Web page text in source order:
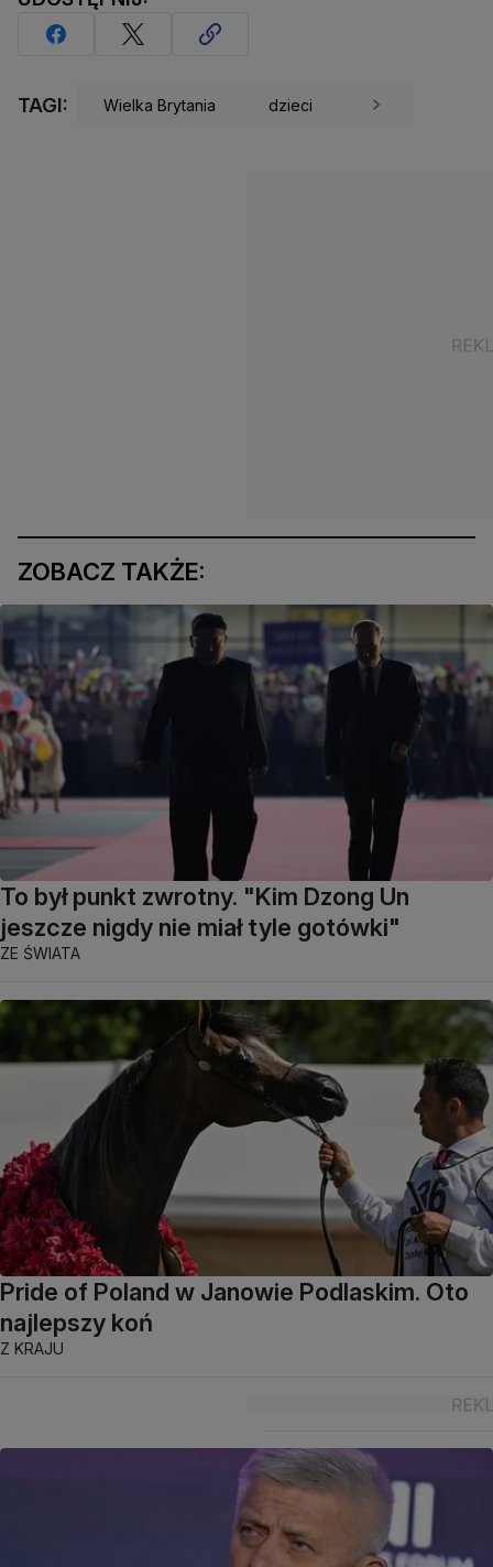
TAGI: Wielka Brytania dzieci
ZOBACZ TAKŻE:
To był punkt zwrotny. "Kim Dzong Un
jeszcze nigdy nie miał tyle gotówki"
ZE ŚWIATA
Pride of Poland w Janowie Podlaskim. Oto
najlepszy koń
Z KRAJU